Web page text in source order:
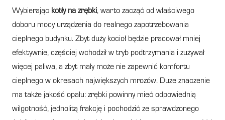
Wybierając kotły na zrębki, warto zacząć od właściwego
doboru mocy urządzenia do realnego zapotrzebowania
cieplnego budynku. Zbyt duży kocioł będzie pracował mniej
efektywnie, częściej wchodził w tryb podtrzymania i zużywał
więcej paliwa, a zbyt mały może nie zapewnić komfortu
cieplnego w okresach największych mrozów. Duże znaczenie
ma także jakość opału: zrębki powinny mieć odpowiednią
wilgotność, jednolitą frakcję i pochodzić ze sprawdzonego